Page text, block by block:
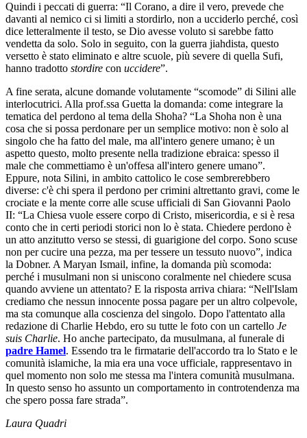
Quindi i peccati di guerra: “Il Corano, a dire il vero, prevede che
davanti al nemico ci si limiti a stordirlo, non a ucciderlo perché, così
dice letteralmente il testo, se Dio avesse voluto si sarebbe fatto
vendetta da solo. Solo in seguito, con la guerra jiahdista, questo
versetto è stato eliminato e altre scuole, più severe di quella Sufi,
hanno tradotto stordire con uccidere”.
A fine serata, alcune domande volutamente “scomode” di Silini alle
interlocutrici. Alla prof.ssa Guetta la domanda: come integrare la
tematica del perdono al tema della Shoha? “La Shoha non è una
cosa che si possa perdonare per un semplice motivo: non è solo al
singolo che ha fatto del male, ma all'intero genere umano; è un
aspetto questo, molto presente nella tradizione ebraica: spesso il
male che commettiamo è un'offesa all'intero genere umano”.
Eppure, nota Silini, in ambito cattolico le cose sembrerebbero
diverse: c'è chi spera il perdono per crimini altrettanto gravi, come le
crociate e la mente corre alle scuse ufficiali di San Giovanni Paolo
II: “La Chiesa vuole essere corpo di Cristo, misericordia, e si è resa
conto che in certi periodi storici non lo è stata. Chiedere perdono è
un atto anzitutto verso se stessi, di guarigione del corpo. Sono scuse
non per cucire una pezza, ma per tessere un tessuto nuovo”, indica
la Dobner. A Maryan Ismail, infine, la domanda più scomoda:
perché i musulmani non si uniscono coralmente nel chiedere scusa
quando avviene un attentato? E la risposta arriva chiara: “Nell'Islam
crediamo che nessun innocente possa pagare per un altro colpevole,
ma sta comunque alla coscienza del singolo. Dopo l'attentato alla
redazione di Charlie Hebdo, ero su tutte le foto con un cartello Je
suis Charlie. Ho anche partecipato, da musulmana, al funerale di
padre Hamel. Essendo tra le firmatarie dell'accordo tra lo Stato e le
comunità islamiche, la mia era una voce ufficiale, rappresentavo in
quel momento non solo me stessa ma l'intera comunità musulmana.
In questo senso ho assunto un comportamento in controtendenza ma
che spero possa fare strada”.
Laura Quadri